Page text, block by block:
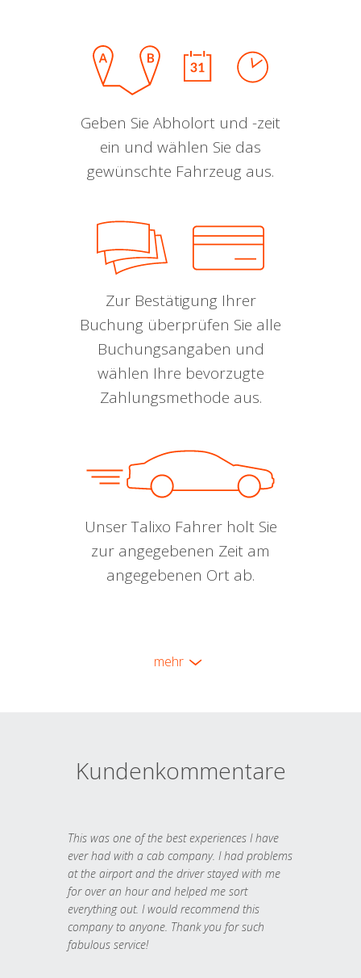
Geben Sie Abholort und -zeit
ein und wählen Sie das
gewünschte Fahrzeug aus.
Zur Bestätigung Ihrer
Buchung überprüfen Sie alle
Buchungsangaben und
wählen Ihre bevorzugte
Zahlungsmethode aus.
Unser Talixo Fahrer holt Sie
zur angegebenen Zeit am
angegebenen Ort ab.
mehr
Kundenkommentare
This was one of the best experiences I have
ever had with a cab company. I had problems
at the airport and the driver stayed with me
for over an hour and helped me sort
everything out. I would recommend this
company to anyone. Thank you for such
fabulous service!